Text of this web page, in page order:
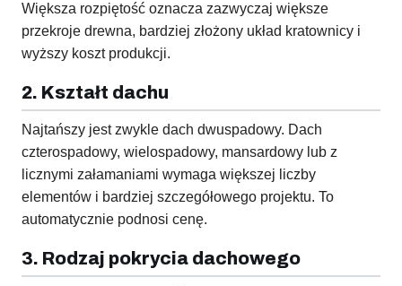
Większa rozpiętość oznacza zazwyczaj większe
przekroje drewna, bardziej złożony układ kratownicy i
wyższy koszt produkcji.
2. Kształt dachu
Najtańszy jest zwykle dach dwuspadowy. Dach
czterospadowy, wielospadowy, mansardowy lub z
licznymi załamaniami wymaga większej liczby
elementów i bardziej szczegółowego projektu. To
automatycznie podnosi cenę.
3. Rodzaj pokrycia dachowego